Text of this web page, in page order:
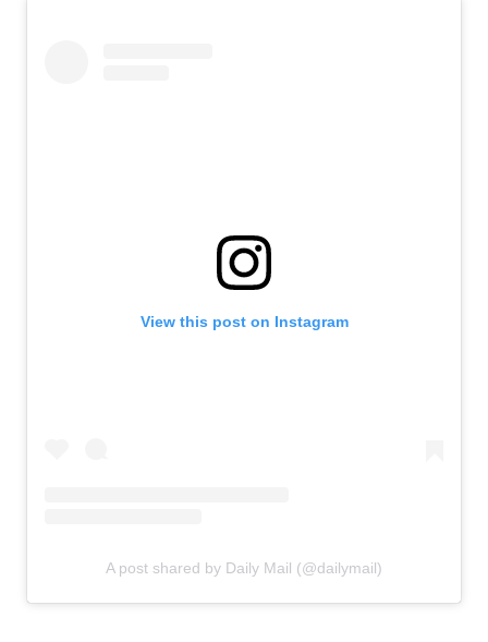
View this post on Instagram
A post shared by Daily Mail (@dailymail)